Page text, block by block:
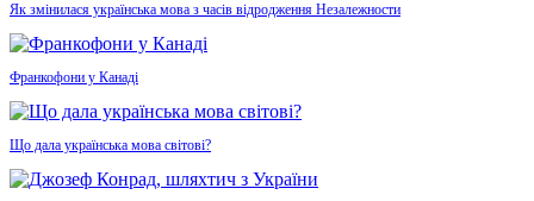
Як змінилася українська мова з часів відродження Незалежности
Франкофони у Канаді
Що дала українська мова світові?